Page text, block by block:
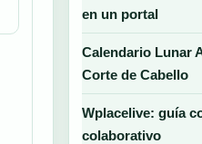
en un portal
Calendario Lunar
Corte de Cabello
Wplacelive: guía
colaborativo